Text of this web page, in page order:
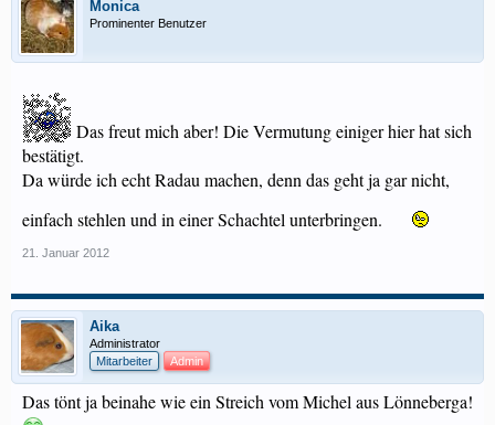
Monica
Prominenter Benutzer
Das freut mich aber! Die Vermutung einiger hier hat sich
bestätigt.
Da würde ich echt Radau machen, denn das geht ja gar nicht,
einfach stehlen und in einer Schachtel unterbringen.
21. Januar 2012
Aika
Administrator
Mitarbeiter
Admin
Das tönt ja beinahe wie ein Streich vom Michel aus Lönneberga!